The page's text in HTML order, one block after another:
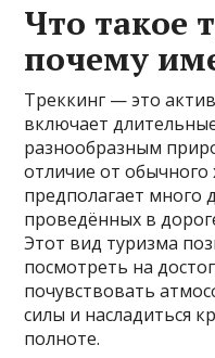
Что такое
почему
Треккинг — это
включает
разнообразным
отличие от обычного
предполагает много
проведённых в
Этот вид туризма
посмотреть на
почувствовать
силы и насладиться
полноте.